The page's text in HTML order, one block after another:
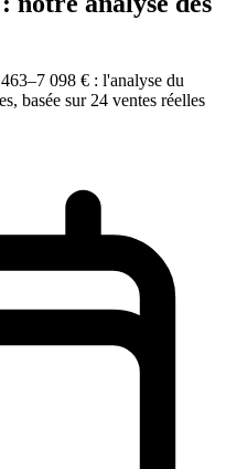
098 € : l'analyse du
basée sur 24 ventes réelles